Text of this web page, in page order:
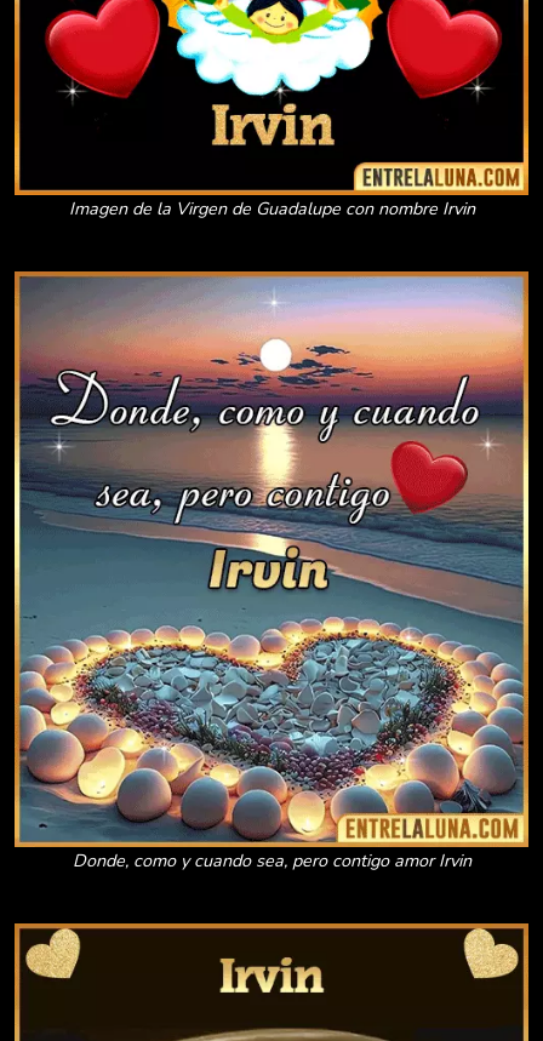
Imagen de la Virgen de Guadalupe con nombre Irvin
Donde, como y cuando sea, pero contigo amor Irvin